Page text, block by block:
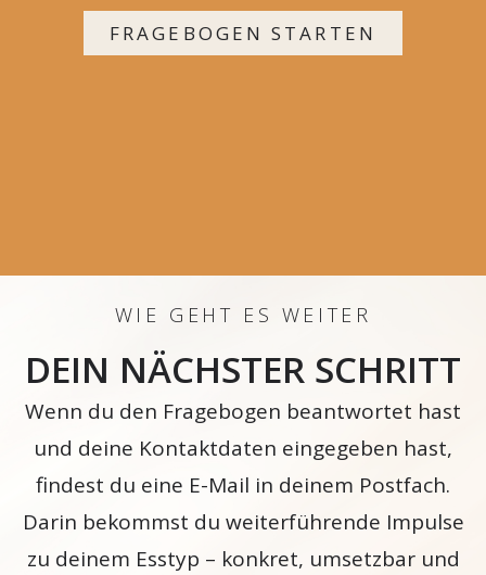
FRAGEBOGEN STARTEN
WIE GEHT ES WEITER
DEIN NÄCHSTER SCHRITT
Wenn du den Fragebogen beantwortet hast
und deine Kontaktdaten eingegeben hast,
findest du eine E-Mail in deinem Postfach.
Darin bekommst du weiterführende Impulse
zu deinem Esstyp – konkret, umsetzbar und